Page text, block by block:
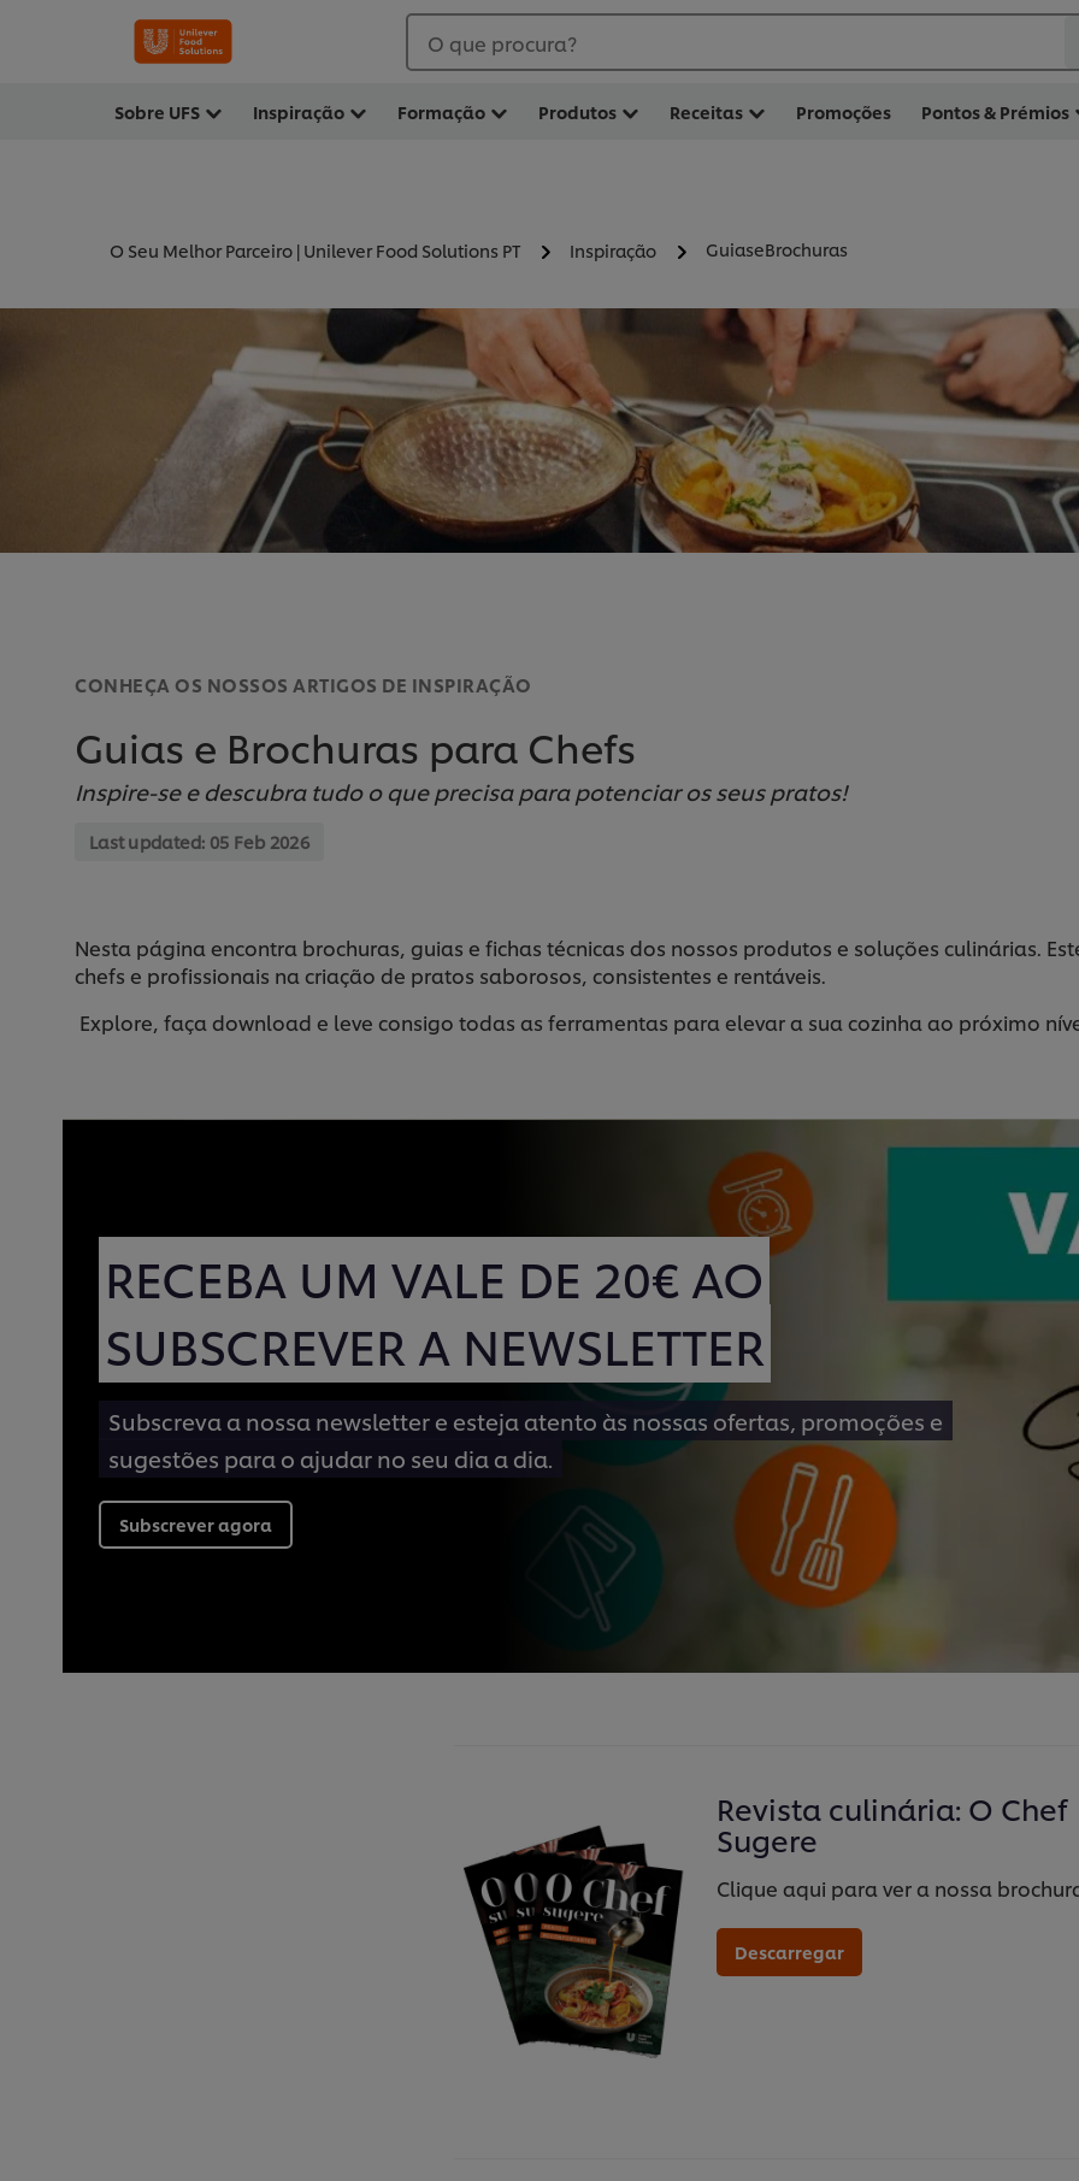
O que procura?
Sobre UFS Inspiração Formação Produtos Receitas Promoções Pontos & Prémios
O Seu Melhor Parceiro | Unilever Food Solutions PT Inspiração GuiaseBrochuras
CONHEÇA OS NOSSOS ARTIGOS DE INSPIRAÇÃO
Guias e Brochuras para Chefs
Inspire-se e descubra tudo o que precisa para potenciar os seus pratos!
Last updated: 05 Feb 2026
Nesta página encontra brochuras, guias e fichas técnicas dos nossos produtos e soluções culinárias.
chefs e profissionais na criação de pratos saborosos, consistentes e rentáveis.
Explore, faça download e leve consigo todas as ferramentas para elevar a sua cozinha ao próximo
RECEBA UM VALE DE 20€ AO
SUBSCREVER A NEWSLETTER
Subscreva a nossa newsletter e esteja atento às nossas ofertas, promoções e
sugestões para o ajudar no seu dia a dia.
Subscrever agora
Revista culinária: O Chef
Sugere
Clique aqui para ver a nossa
Descarregar